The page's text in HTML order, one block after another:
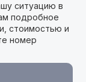
ситуацию в
подробное
стоимостью и
номер